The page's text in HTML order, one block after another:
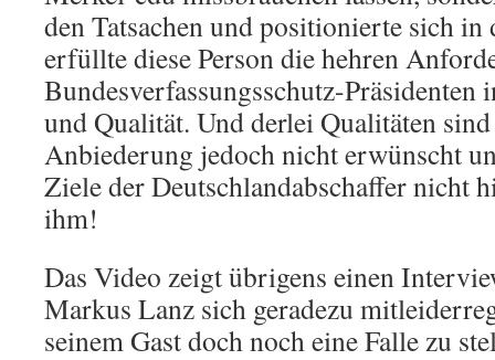
den Tatsachen und positionierte sich
erfüllte diese Person die hehren
Bundesverfassungsschutz-Präsidenten
und Qualität. Und derlei Qualitäten
Anbiederung jedoch nicht erwünscht
Ziele der Deutschlandabschaffer nicht
ihm!
Das Video zeigt übrigens einen
Markus Lanz sich geradezu
seinem Gast doch noch eine Falle zu